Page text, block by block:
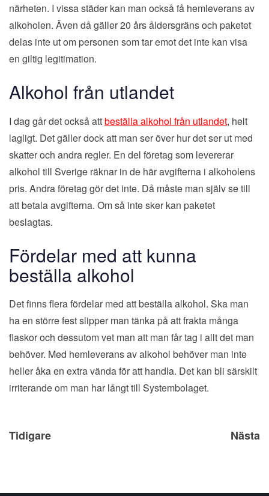
närheten. I vissa städer kan man också få hemleverans av
alkoholen. Även då gäller 20 års åldersgräns och paketet
delas inte ut om personen som tar emot det inte kan visa
en giltig legitimation.
Alkohol från utlandet
I dag går det också attbeställa alkohol från utlandet, helt
lagligt. Det gäller dock att man ser över hur det ser ut med
skatter och andra regler. En del företag som levererar
alkohol till Sverige räknar in de här avgifterna i alkoholens
pris. Andra företag gör det inte. Då måste man själv se till
att betala avgifterna. Om så inte sker kan paketet
beslagtas.
Fördelar med att kunna
beställa alkohol
Det finns flera fördelar med att beställa alkohol. Ska man
ha en större fest slipper man tänka på att frakta många
flaskor och dessutom vet man att man får tag i allt det man
behöver. Med hemleverans av alkohol behöver man inte
heller åka en extra vända för att handla. Det kan bli särskilt
irriterande om man har långt till Systembolaget.
Inläggsnavigering
Tidigare Nästa